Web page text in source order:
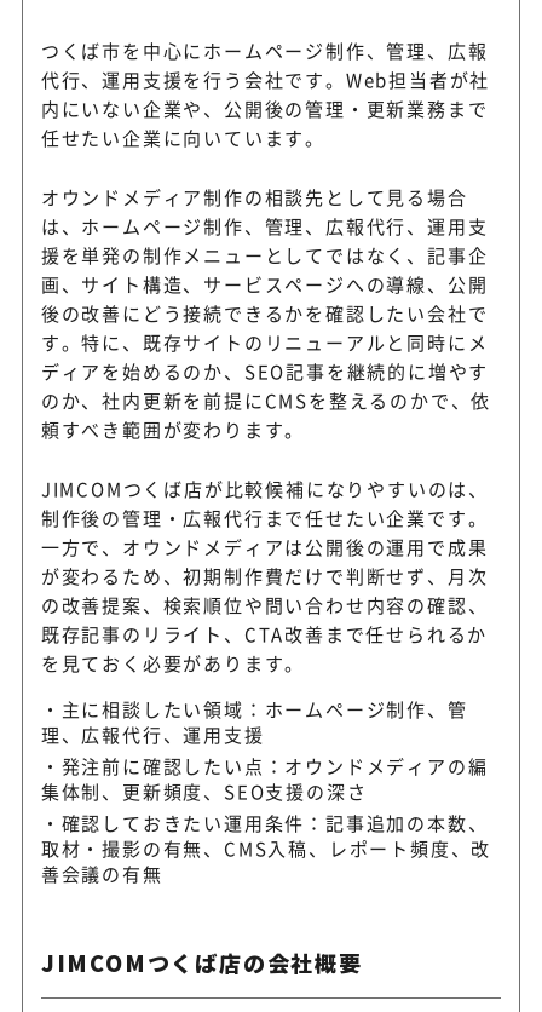
つくば市を中心にホームページ制作、管理、広報
代行、運用支援を行う会社です。Web担当者が社
内にいない企業や、公開後の管理・更新業務まで
任せたい企業に向いています。
オウンドメディア制作の相談先として見る場合
は、ホームページ制作、管理、広報代行、運用支
援を単発の制作メニューとしてではなく、記事企
画、サイト構造、サービスページへの導線、公開
後の改善にどう接続できるかを確認したい会社で
す。特に、既存サイトのリニューアルと同時にメ
ディアを始めるのか、SEO記事を継続的に増やす
のか、社内更新を前提にCMSを整えるのかで、依
頼すべき範囲が変わります。
JIMCOMつくば店が比較候補になりやすいのは、
制作後の管理・広報代行まで任せたい企業です。
一方で、オウンドメディアは公開後の運用で成果
が変わるため、初期制作費だけで判断せず、月次
の改善提案、検索順位や問い合わせ内容の確認、
既存記事のリライト、CTA改善まで任せられるか
を見ておく必要があります。
主に相談したい領域：ホームページ制作、管
理、広報代行、運用支援
発注前に確認したい点：オウンドメディアの編
集体制、更新頻度、SEO支援の深さ
確認しておきたい運用条件：記事追加の本数、
取材・撮影の有無、CMS入稿、レポート頻度、改
善会議の有無
JIMCOMつくば店の会社概要